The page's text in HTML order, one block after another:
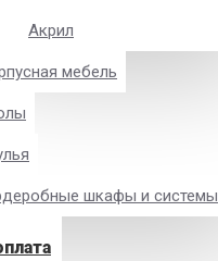
Акрил
мебель
шкафы и системы